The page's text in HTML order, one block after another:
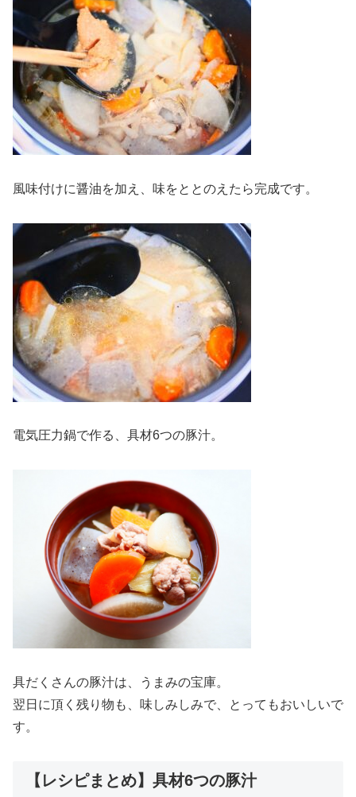
風味付けに醤油を加え、味をととのえたら完成です。
電気圧力鍋で作る、具材6つの豚汁。
具だくさんの豚汁は、うまみの宝庫。
翌日に頂く残り物も、味しみしみで、とってもおいしいで
す。
【レシピまとめ】具材6つの豚汁